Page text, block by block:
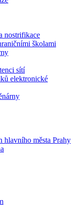
nostrifikace
školami
sítí
elektronické
hlavního města Prahy